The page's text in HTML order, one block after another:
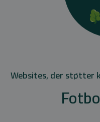
Websites, der